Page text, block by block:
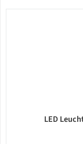
LED